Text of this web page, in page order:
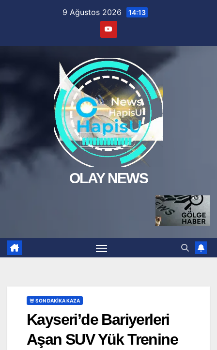
9 Ağustos 2026 14:13
OLAY NEWS
🚨 SON DAKİKA KAZA
Kayseri’de Bariyerleri
Aşan SUV Yük Trenine